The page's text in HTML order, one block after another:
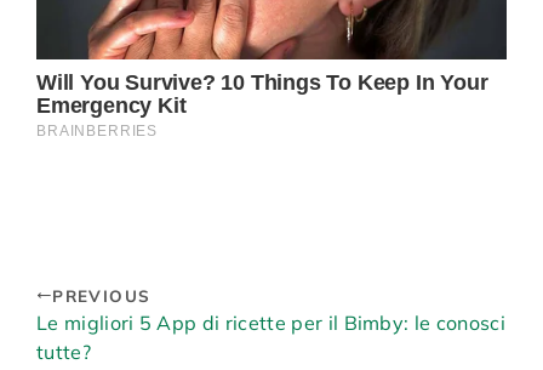
PREVIOUS
Le migliori 5 App di ricette per il Bimby: le conosci
tutte?